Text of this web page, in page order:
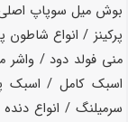
بوش میل سوپاپ
پرکینز / انواع شاطون
منی فولد دود / واشر
اسبک کامل / اسبک
سرمیلنگ / انواع